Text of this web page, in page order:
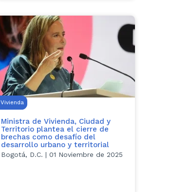
Vivienda
Ministra de Vivienda, Ciudad y
Territorio plantea el cierre de
brechas como desafío del
desarrollo urbano y territorial
Bogotá, D.C. | 01 Noviembre de 2025